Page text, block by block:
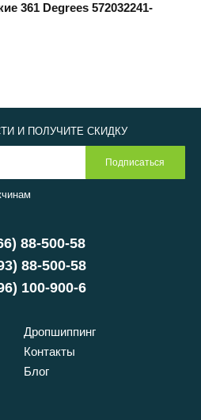
361 Degrees 572032241-
88-500-58
88-500-58
100-900-6
Дропшиппинг
Контакты
Блог
И ПОЛУЧИТЕ СКИДКУ